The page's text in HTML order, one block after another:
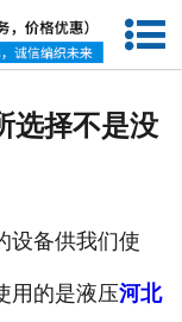
站首页
选择不是没
备供我们使
用的是液压河北